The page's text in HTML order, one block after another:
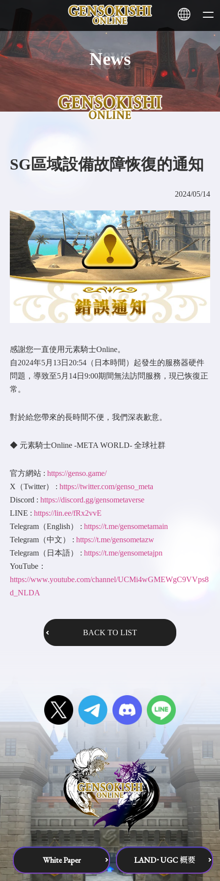
NEWS
STAKING
CONTACT
COMMUNITY
AGREEMENT&LICENCE
News
SG區域設備故障恢復的通知
2024/05/14
感謝您一直使用元素騎士Online。
自2024年5月13日20:54（日本時間）起發生的服務器硬件
問題，導致至5月14日9:00期間無法訪問服務，現已恢復正
常。
對於給您帶來的長時間不便，我們深表歉意。
◆ 元素騎士Online -META WORLD- 全球社群
官方網站 : https://genso.game/
X（Twitter） : https://twitter.com/genso_meta
Discord : https://discord.gg/gensometaverse
LINE : https://lin.ee/fRx2vvE
Telegram（English） : https://t.me/gensometamain
Telegram（中文） : https://t.me/gensometazw
Telegram（日本語） : https://t.me/gensometajpn
YouTube：
https://www.youtube.com/channel/UCMi4wGMEWgC9VVps8
d_NLDA
BACK TO LIST
White Paper LAND･UGC 概要